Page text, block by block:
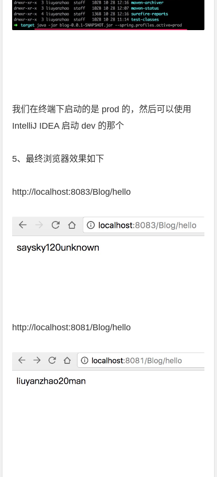
我们在终端下启动的是 prod 的，然后可以使用
IntelliJ IDEA 启动 dev 的那个
5、最终浏览器效果如下
http://localhost:8083/Blog/hello
http://localhost:8081/Blog/hello